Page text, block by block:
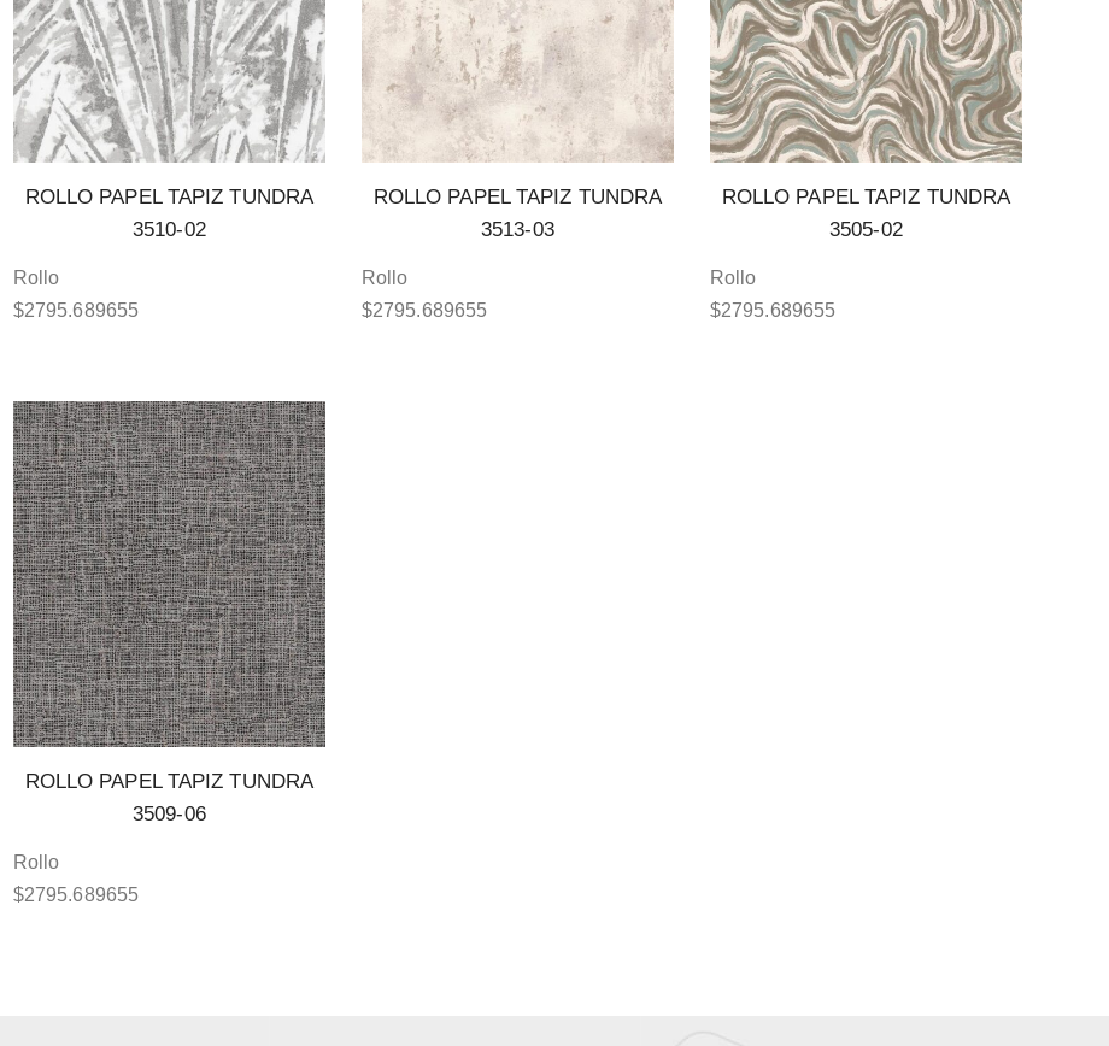
ROLLO PAPEL TAPIZ TUNDRA
3510-02
Rollo
$2795.689655
ROLLO PAPEL TAPIZ TUNDRA
3513-03
Rollo
$2795.689655
ROLLO PAPEL TAPIZ TUNDRA
3505-02
Rollo
$2795.689655
ROLLO PAPEL TAPIZ TUNDRA
3509-06
Rollo
$2795.689655